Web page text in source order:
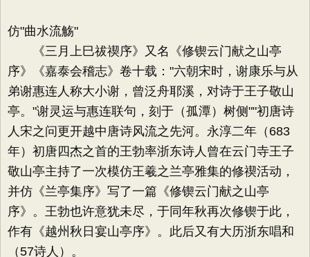
仿"曲水流觞"
《三月上巳祓禊序》又名《修锲云门献之山亭
序》《嘉泰会稽志》卷十载："六朝宋时，谢康乐与从
弟谢惠连人称大小谢，曾泛舟耶溪，对诗于王子敬山
亭。"谢灵运与惠连联句，刻于（孤潭）树侧""初唐诗
人宋之问更开越中唐诗风流之先河。永淳二年（683
年）初唐四杰之首的王勃率浙东诗人曾在云门寺王子
敬山亭主持了一次模仿王羲之兰亭雅集的修禊活动，
并仿《兰亭集序》写了一篇《修锲云门献之山亭
序》。王勃也许意犹未尽，于同年秋再次修锲于此，
作有《越州秋日宴山亭序》。此后又有大历浙东唱和
（57诗人）。